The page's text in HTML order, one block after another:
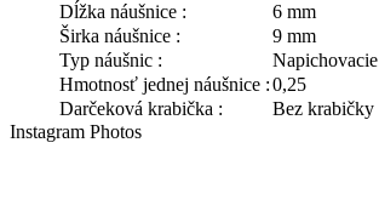
Dĺžka náušnice :
6 mm
Širka náušnice :
9 mm
Typ náušnic :
Napichovacie
Hmotnosť jednej náušnice :0,25
Darčeková krabička :
Bez krabičky
Instagram Photos